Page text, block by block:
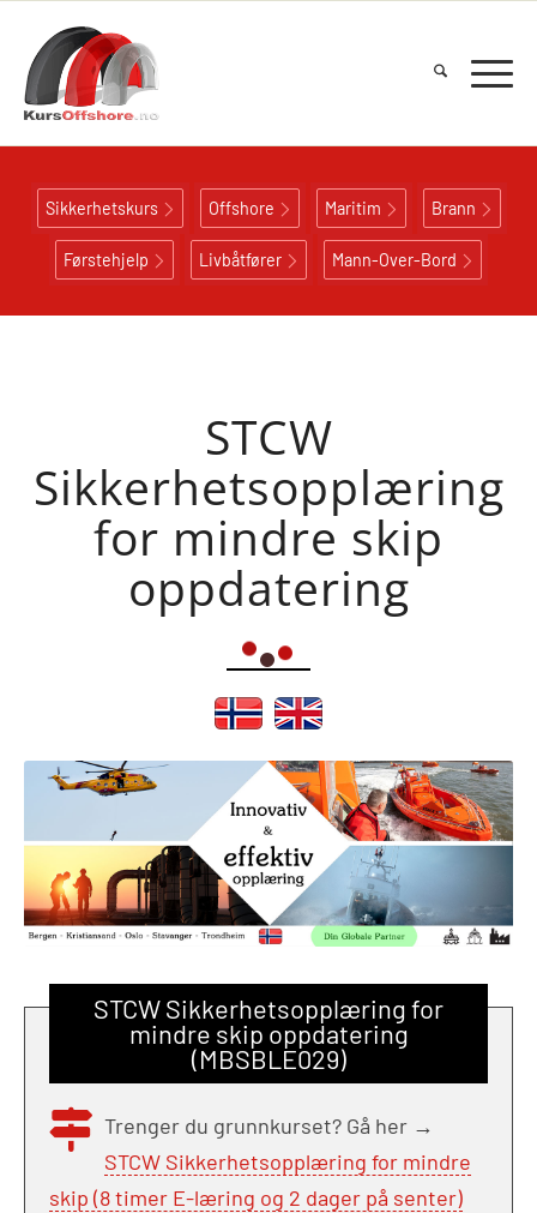
Sikkerhetskurs Offshore Maritim Brann
Førstehjelp Livbåtfører Mann-Over-Bord
STCW
Sikkerhetsopplæring
for mindre skip
oppdatering
STCW Sikkerhetsopplæring for
mindre skip oppdatering
(MBSBLE029)
Trenger du grunnkurset? Gå her →
STCW Sikkerhetsopplæring for mindre
skip (8 timer E-læring og 2 dager på senter)